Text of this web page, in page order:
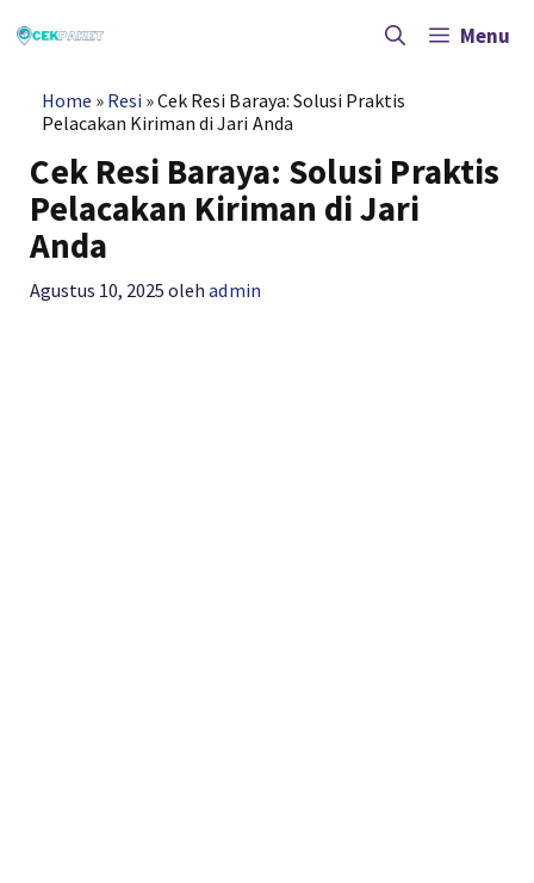
ke
Menu
Home » Resi »Cek Resi Baraya: Solusi Praktis
Pelacakan Kiriman di Jari Anda
Cek Resi Baraya: Solusi Praktis
Pelacakan Kiriman di Jari
Anda
Agustus 10, 2025 olehadmin